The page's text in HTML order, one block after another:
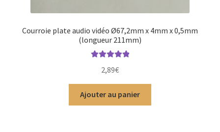
Courroie plate audio vidéo Ø67,2mm x 4mm x 0,5mm
(longueur 211mm)
2,89€
Ajouter au panier